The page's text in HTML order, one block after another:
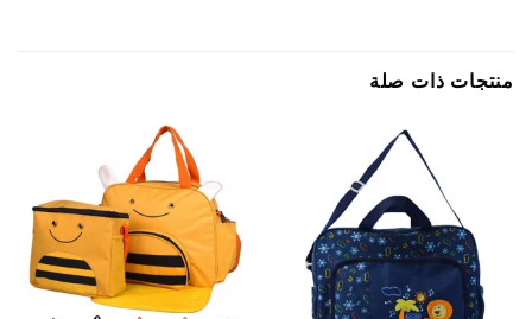
منتجات ذات صلة